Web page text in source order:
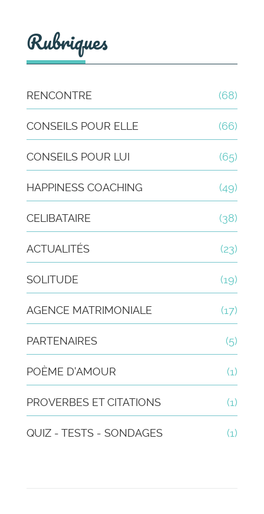
Rubriques
RENCONTRE (68)
CONSEILS POUR ELLE (66)
CONSEILS POUR LUI (65)
HAPPINESS COACHING (49)
CELIBATAIRE (38)
ACTUALITÉS (23)
SOLITUDE (19)
AGENCE MATRIMONIALE (17)
PARTENAIRES (5)
POÈME D'AMOUR (1)
PROVERBES ET CITATIONS (1)
QUIZ - TESTS - SONDAGES (1)